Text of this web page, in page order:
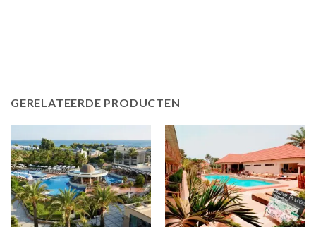
GERELATEERDE PRODUCTEN